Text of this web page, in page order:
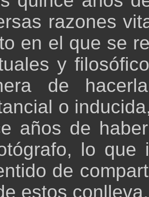
razones
en el que se
y
de
o
años de
lo que
de
estos conlleva.